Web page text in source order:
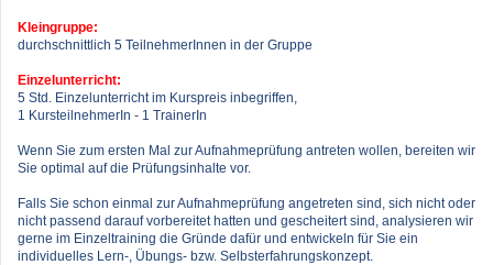
Kleingruppe:
durchschnittlich 5 TeilnehmerInnen in der Gruppe
Einzelunterricht:
5 Std. Einzelunterricht im Kurspreis inbegriffen,
1 KursteilnehmerIn - 1 TrainerIn
Wenn Sie zum ersten Mal zur Aufnahmeprüfung antreten wollen, bereiten wir
Sie optimal auf die Prüfungsinhalte vor.
Falls Sie schon einmal zur Aufnahmeprüfung angetreten sind, sich nicht oder
nicht passend darauf vorbereitet hatten und gescheitert sind, analysieren wir
gerne im Einzeltraining die Gründe dafür und entwickeln für Sie ein
individuelles Lern-, Übungs- bzw. Selbsterfahrungskonzept.